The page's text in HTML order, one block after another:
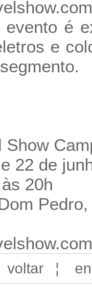
é
e
Show
22 de
20h
voltar¦